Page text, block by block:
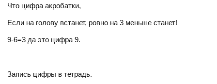
Что цифра акробатки,
Если на голову встанет, ровно на 3 меньше станет!
9-6=3 да это цифра 9.
Запись цифры в тетрадь.